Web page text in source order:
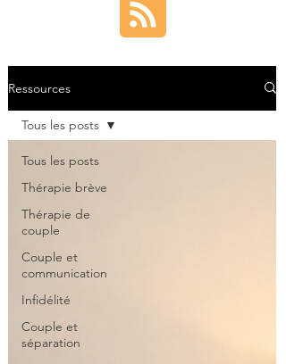
Ressources
Tous les posts
Thérapie brève
Thérapie de
couple
Couple et
communication
Infidélité
Couple et
séparation
Tous les posts